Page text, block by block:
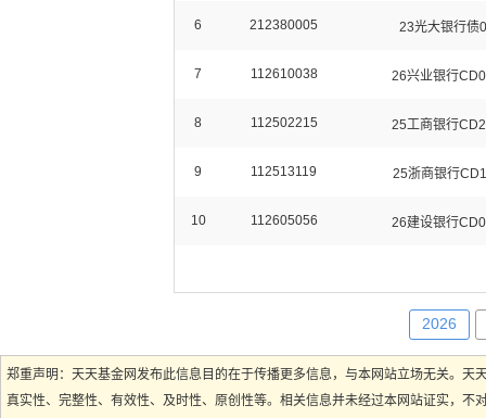
6 212380005 23光大银行债
7 112610038 26兴业银行
8 112502215 25工商银行
9 112513119 25浙商银行
10 112605056 26建设银行
2026
郑重声明：天天基金网发布此信息目的在于传播更多信息，与本网站立场无关。
真实性、完整性、有效性、及时性、原创性等。相关信息并未经过本网站证实，